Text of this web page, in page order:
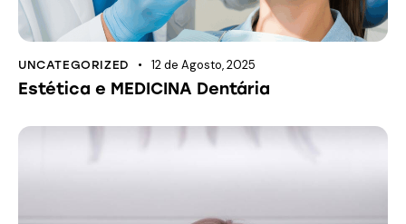
UNCATEGORIZED 12 de Agosto, 2025
Estética e MEDICINA Dentária